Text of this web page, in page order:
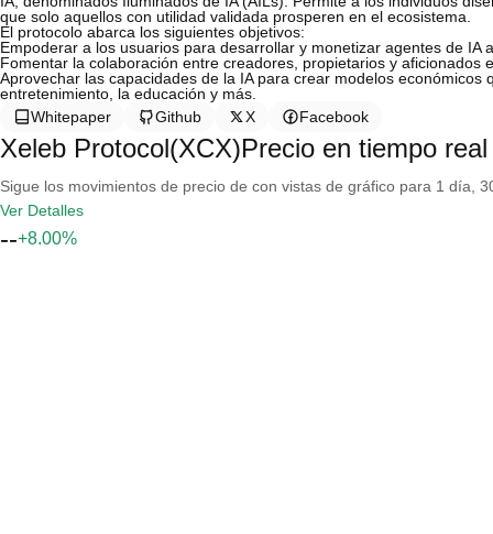
que solo aquellos con utilidad validada prosperen en el ecosistema.
El protocolo abarca los siguientes objetivos:
Empoderar a los usuarios para desarrollar y monetizar agentes de IA
Fomentar la colaboración entre creadores, propietarios y aficionados
Aprovechar las capacidades de la IA para crear modelos
entretenimiento, la educación y más.
Whitepaper
Github X Facebook
Xeleb Protocol(XCX)Precio en tiempo real
Sigue los movimientos de precio de con vistas de gráfico para 1 día,
Ver Detalles
--+8.00%